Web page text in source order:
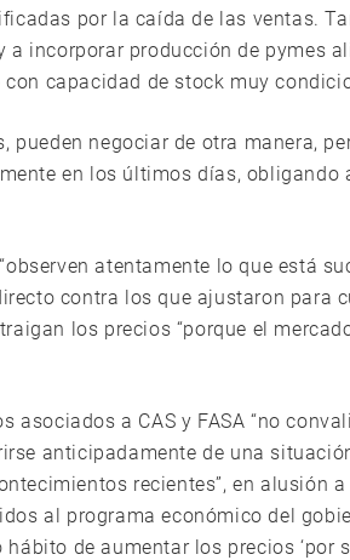
por la caída de las ventas.
a incorporar producción de pymes
capacidad de stock muy
pueden negociar de otra manera,
en los últimos días, obligando
atentamente lo que está
contra los que ajustaron para
los precios “porque el
asociados a CAS y FASA “no
anticipadamente de una
recientes”, en alusión
al programa económico del
de aumentar los precios ‘por si